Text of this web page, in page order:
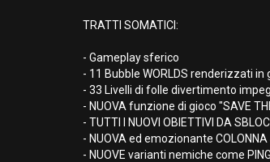
TRATTI SOMATICI:
- Gameplay sferico
- 11 Bubble WORLDS renderizzati in
- 33 Livelli di folle divertimento
- NUOVA funzione di gioco "SAVE
- TUTTI I NUOVI OBIETTIVI DA
- NUOVA ed emozionante COLONNA
- NUOVE varianti nemiche come